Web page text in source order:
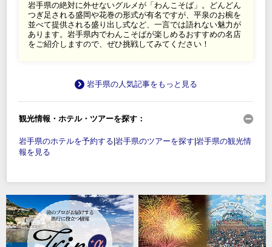
岩手県の絶対に外せないグルメが「わんこそば」。どんどん
つぎ足される盛岡や花巻の形式が有名ですが、平泉のお椀を
並べて提供される盛り出し式など、一言では語れない魅力が
あります。岩手県内でわんこそばが楽しめるおすすめの名店
をご紹介しますので、ぜひ挑戦してみてください！
岩手県の人気記事をもっと見る
観光情報・ホテル・ツアーを探す：
岩手県のホテルを予約する 岩手県のツアーを探す 岩手県の観光情
報を見る